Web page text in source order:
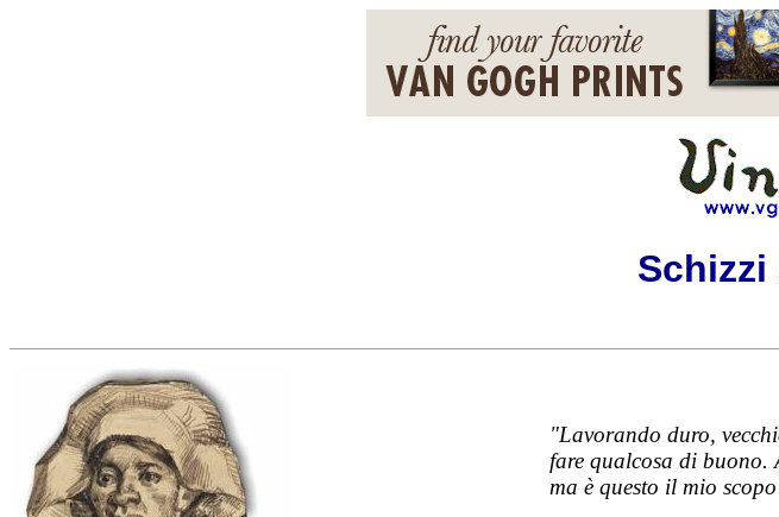
Schizzi
"Lavorando duro,
fare qualcosa di buono.
ma è questo il mio